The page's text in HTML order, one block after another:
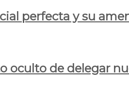
perfecta y su
oculto de delegar